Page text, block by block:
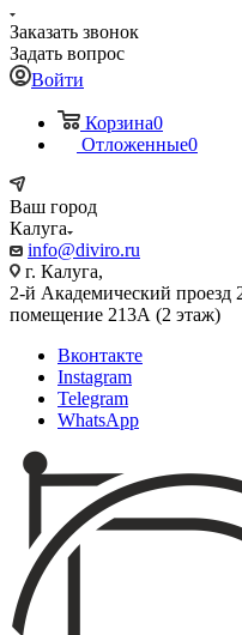
Заказать звонок
Задать вопрос
Войти
Корзина0
Отложенные0
Ваш город
Калуга
info@diviro.ru
г. Калуга,
2-й Академический проезд
помещение 213А (2 этаж)
Вконтакте
Instagram
Telegram
WhatsApp